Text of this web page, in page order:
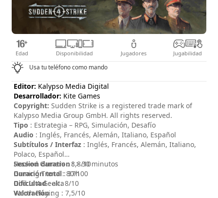
Edad Disponibilidad Jugadores Jugabilidad
Usa tu teléfono como mando
Editor: Kalypso Media Digital
Desarrollador: Kite Games
Copyright: Sudden Strike is a registered trade mark of
Kalypso Media Group GmbH. All rights reserved.
Tipo : Estrategia – RPG, Simulación, Desafío
Audio : Inglés, Francés, Alemán, Italiano, Español
Subtítulos / Interfaz : Inglés, Francés, Alemán, Italiano,
Polaco, Español
Session duration: > 30 minutos
Duración total: 37h
Dificultad: alta
Valoración:
Hooked Gamers : 8,8/10
Gaming Trend : 80/100
God Is A Geek : 8/10
Worth Playing : 7,5/10